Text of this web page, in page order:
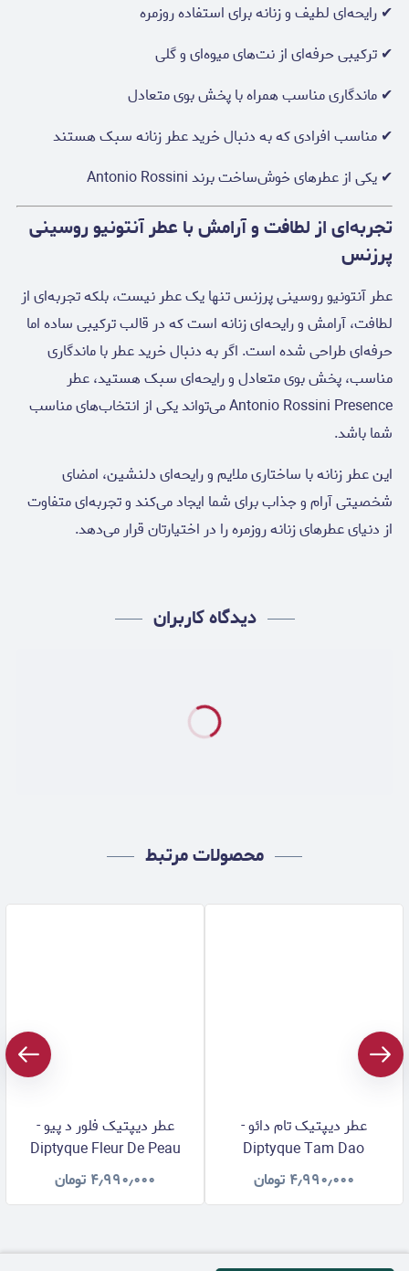
✔ رایحه‌ای لطیف و زنانه برای استفاده روزمره
✔ ترکیبی حرفه‌ای از نت‌های میوه‌ای و گلی
✔ ماندگاری مناسب همراه با پخش بوی متعادل
✔ مناسب افرادی که به دنبال خرید عطر زنانه سبک هستند
✔ یکی از عطرهای خوش‌ساخت برند Antonio Rossini
تجربه‌ای از لطافت و آرامش با عطر آنتونیو روسینی
پرزنس
عطر آنتونیو روسینی پرزنس تنها یک عطر نیست، بلکه تجربه‌ای از
لطافت، آرامش و رایحه‌ای زنانه است که در قالب ترکیبی ساده اما
حرفه‌ای طراحی شده است. اگر به دنبال خرید عطر با ماندگاری
مناسب، پخش بوی متعادل و رایحه‌ای سبک هستید، عطر
Antonio Rossini Presence می‌تواند یکی از انتخاب‌های مناسب
شما باشد.
این عطر زنانه با ساختاری ملایم و رایحه‌ای دلنشین، امضای
شخصیتی آرام و جذاب برای شما ایجاد می‌کند و تجربه‌ای متفاوت
از دنیای عطرهای زنانه روزمره را در اختیارتان قرار می‌دهد.
دیدگاه کاربران
محصولات مرتبط
عطر دیپتیک تام دائو -
Diptyque Tam Dao
۴٫۹۹۰٫۰۰۰ تومان
عطر دیپتیک فلور د پیو -
Diptyque Fleur De Peau
۴٫۹۹۰٫۰۰۰ تومان